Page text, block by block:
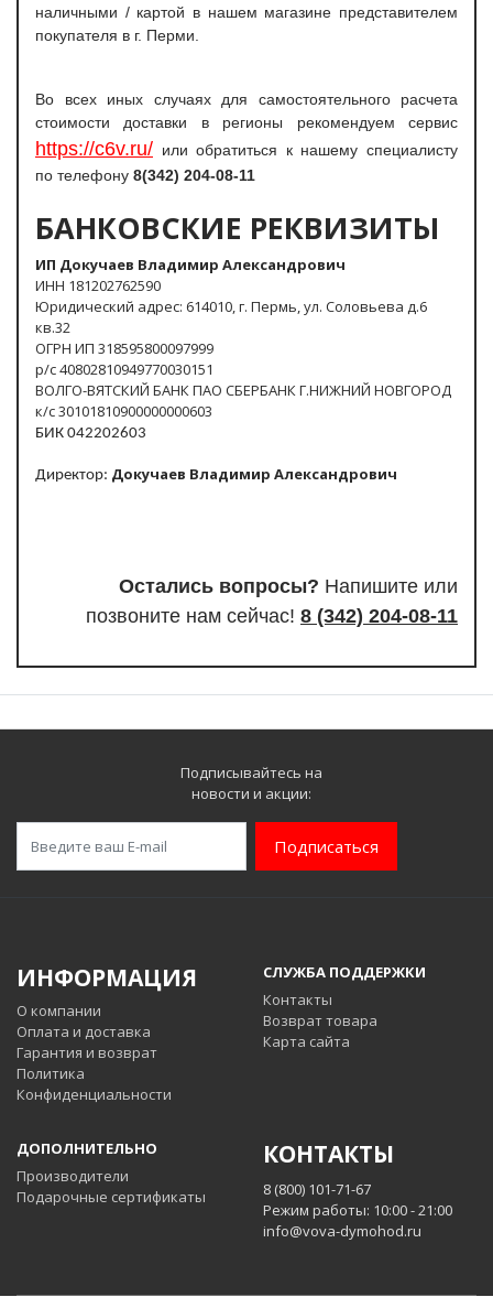
наличными / картой в нашем магазине представителем
покупателя в г. Перми.
Во всех иных случаях для самостоятельного расчета
стоимости доставки в регионы рекомендуем сервис
https://c6v.ru/ или обратиться к нашему специалисту
по телефону 8(342) 204-08-11
БАНКОВСКИЕ РЕКВИЗИТЫ
ИП Докучаев Владимир Александрович
ИНН 181202762590
Юридический адрес: 614010, г. Пермь, ул. Соловьева д.6
кв.32
ОГРН ИП 318595800097999
р/с 40802810949770030151
ВОЛГО-ВЯТСКИЙ БАНК ПАО СБЕРБАНК Г.НИЖНИЙ НОВГОРОД
к/с 30101810900000000603
БИК 042202603
Директор: Докучаев Владимир Александрович
Остались вопросы? Напишите или
позвоните нам сейчас! 8 (342) 204-08-11
Подписывайтесь на
новости и акции:
Подписаться
ИНФОРМАЦИЯ
О компании
Оплата и доставка
Гарантия и возврат
Политика
Конфиденциальности
СЛУЖБА ПОДДЕРЖКИ
Контакты
Возврат товара
Карта сайта
ДОПОЛНИТЕЛЬНО
Производители
Подарочные сертификаты
КОНТАКТЫ
8 (800) 101-71-67
Режим работы: 10:00 - 21:00
info@vova-dymohod.ru